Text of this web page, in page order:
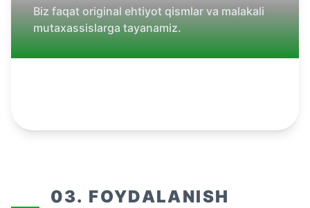
Biz faqat original ehtiyot qismlar va malakali
mutaxassislarga tayanamiz.
03. FOYDALANISH